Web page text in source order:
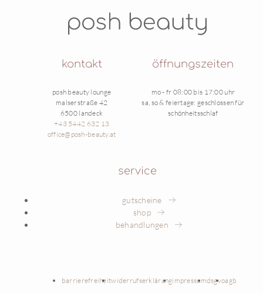
kontakt
posh beauty lounge
malserstraße 42
6500 landeck
+43 5442 632 13
office@posh-beauty.at
öffnungszeiten
mo - fr 08:00 bis 17:00 uhr
sa, so & feiertage: geschlossen für
schönheitsschlaf
service
gutscheine
shop
behandlungen
barrierefreiheitwiderrufserklärungimpressumdsgvoagb